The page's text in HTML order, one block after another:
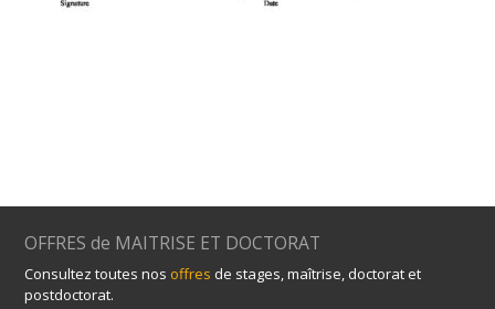
OFFRES de MAITRISE ET DOCTORAT
Consultez toutes nos offres de stages, maîtrise, doctorat et
postdoctorat.